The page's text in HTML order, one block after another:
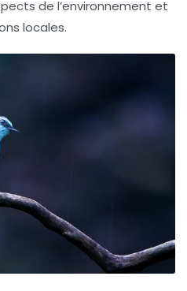
de l’environnement et
locales.